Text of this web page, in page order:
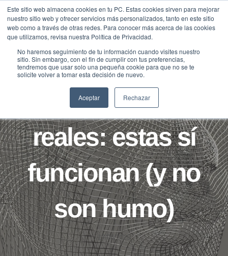
Este sitio web almacena cookies en tu PC. Estas cookies sirven para mejorar
nuestro sitio web y ofrecer servicios más personalizados, tanto en este sitio
web como a través de otras redes. Para conocer más acerca de las cookies
que utilizamos, revisa nuestra Política de Privacidad.
No haremos seguimiento de tu información cuando visites nuestro
sitio. Sin embargo, con el fin de cumplir con tus preferencias,
tendremos que usar solo una pequeña cookie para que no se te
solicite volver a tomar esta decisión de nuevo.
Aceptar Rechazar
Saltar
contenido
B2B BLOG
Soluciones de IA
reales: estas sí
funcionan (y no
son humo)
17/06/2025
Traducir »